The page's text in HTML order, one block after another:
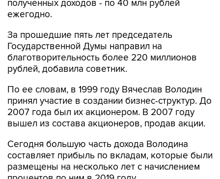
За прошедшие пять лет председатель
благотворительность более 220 миллионов
рублей, добавила советник.
По ее словам, в 1999 году Вячеслав Володин
2007 года был их акционером. В 2007 году
вышел из состава акционеров, продав акции.
Сегодня большую часть дохода Володина
размещены на несколько лет с начислением
процентов по ним в 2019 году.